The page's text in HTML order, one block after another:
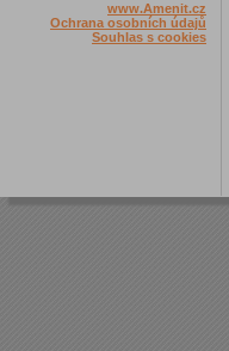
www.Amenit.cz
Ochrana osobních údajů
Souhlas s cookies